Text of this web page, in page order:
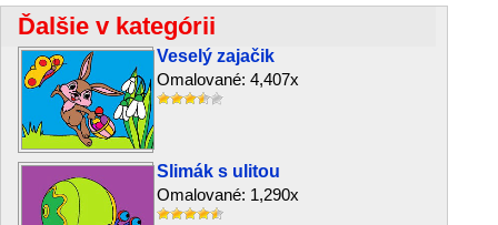
Ďalšie v kategórii
Veselý zajačik
Omalované: 4,407x
Slimák s ulitou
Omalované: 1,290x